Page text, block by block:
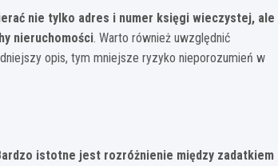
nie tylko adres i numer księgi wieczystej, ale
nieruchomości. Warto również uwzględnić
opis, tym mniejsze ryzyko nieporozumień w
istotne jest rozróżnienie między zadatkiem